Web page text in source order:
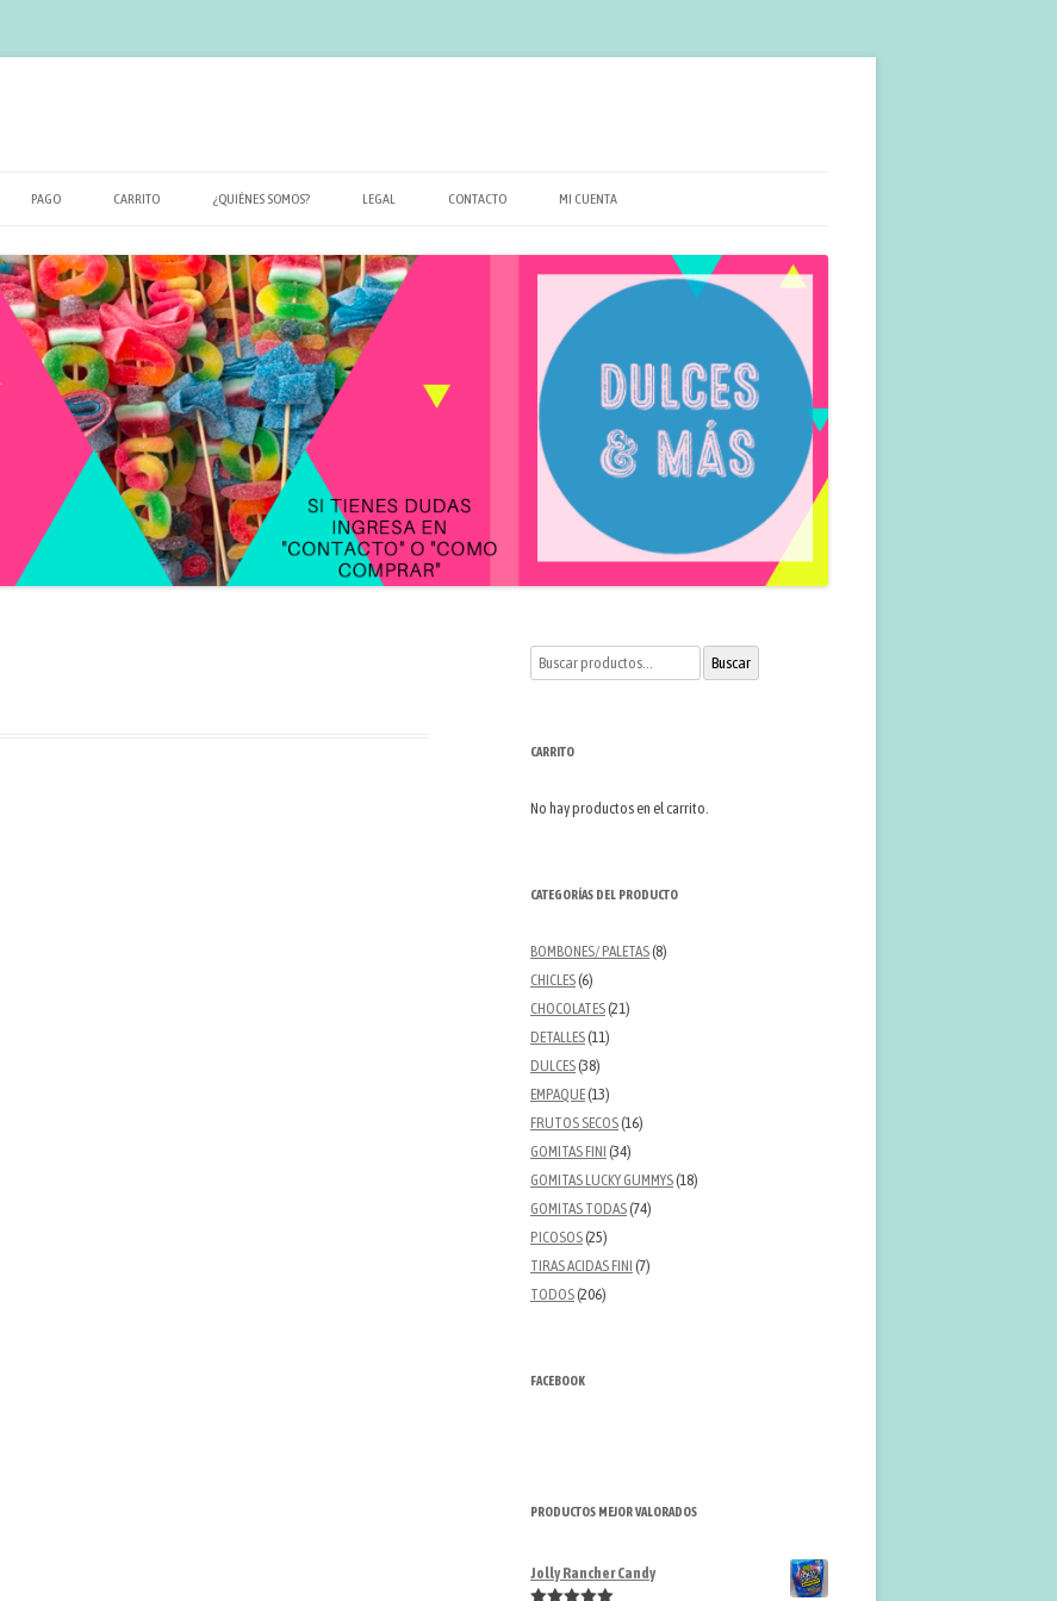
PAGO CARRITO ¿QUIÉNES SOMOS? LEGAL
TÉRMINOS Y CONDICIONES
CONTACTO MI CUENTA
Buscar
por:
Buscar
CARRITO
No hay productos en el carrito.
CATEGORÍAS DEL PRODUCTO
BOMBONES/ PALETAS(8)
CHICLES(6)
CHOCOLATES(21)
DETALLES(11)
DULCES(38)
EMPAQUE(13)
FRUTOS SECOS(16)
GOMITAS FINI (34)
GOMITAS LUCKY GUMMYS(18)
GOMITAS TODAS(74)
PICOSOS(25)
TIRAS ACIDAS FINI (7)
TODOS(206)
FACEBOOK
PRODUCTOS MEJOR VALORADOS
Jolly Rancher Candy